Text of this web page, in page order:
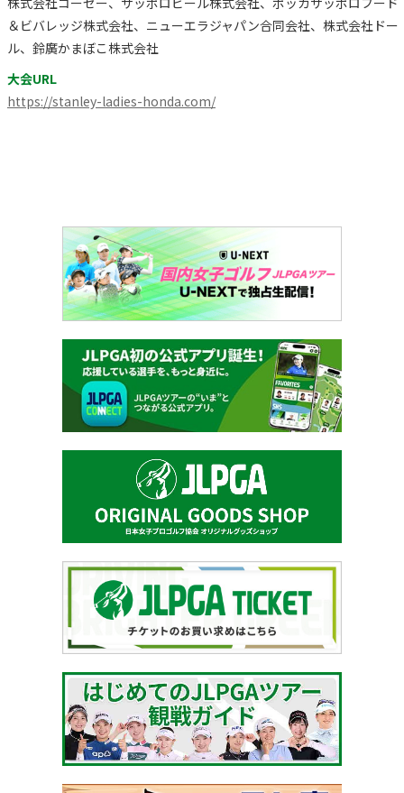
＆ビバレッジ株式会社、ニューエラジャパン合同会社、株式会社ドー
ル、鈴廣かまぼこ株式会社
大会URL
https://stanley-ladies-honda.com/